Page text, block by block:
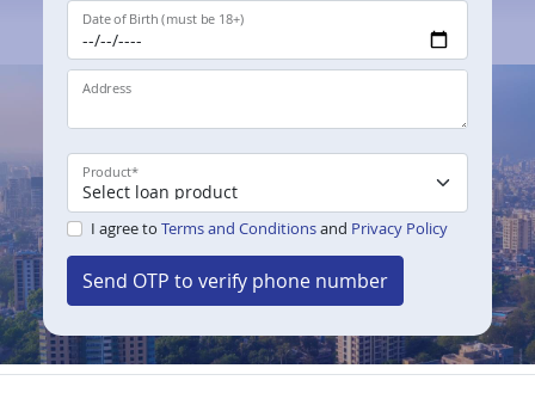
Date of Birth (must be 18+)
Address
Product*
I agree to Terms and Conditionsand Privacy Policy
Send OTP to verify phone number